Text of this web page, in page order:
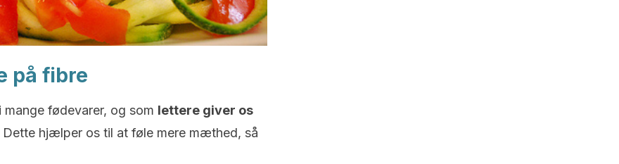
på fibre
fødevarer, og som lettere giver os
Dette hjælper os til at føle mere mæthed, så